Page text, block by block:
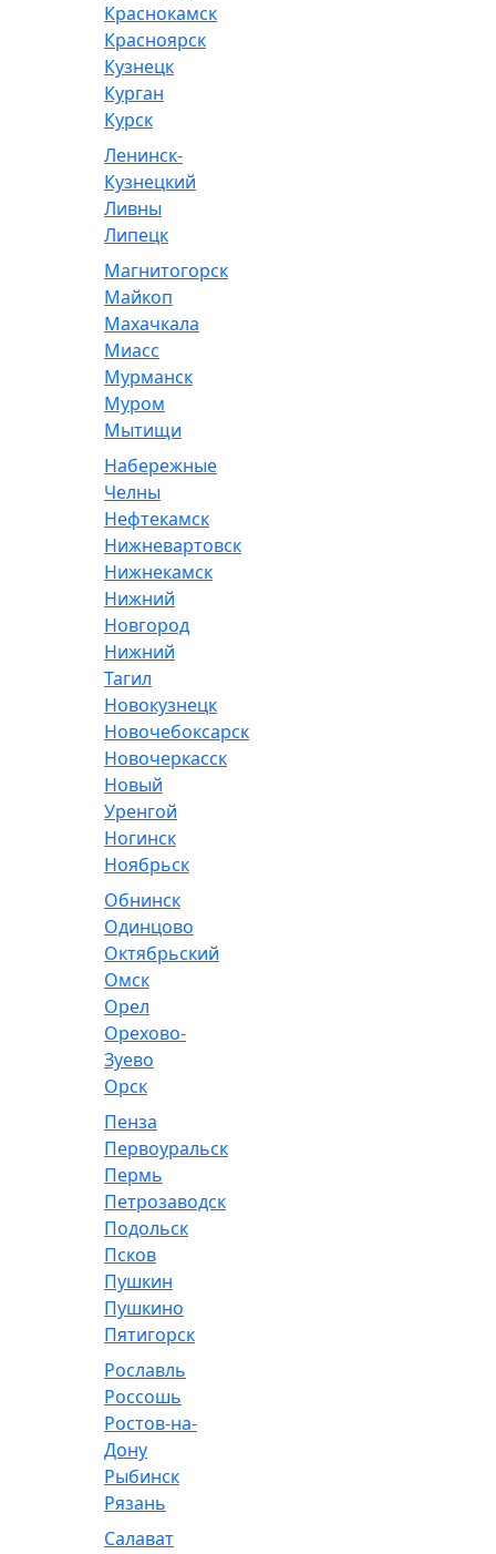
Краснокамск
Красноярск
Кузнецк
Курган
Курск
Ленинск-
Кузнецкий
Ливны
Липецк
Магнитогорск
Майкоп
Махачкала
Миасс
Мурманск
Муром
Мытищи
Набережные
Челны
Нефтекамск
Нижневартовск
Нижнекамск
Нижний
Новгород
Нижний
Тагил
Новокузнецк
Новочебоксарск
Новочеркасск
Новый
Уренгой
Ногинск
Ноябрьск
Обнинск
Одинцово
Октябрьский
Омск
Орел
Орехово-
Зуево
Орск
Пенза
Первоуральск
Пермь
Петрозаводск
Подольск
Псков
Пушкин
Пушкино
Пятигорск
Рославль
Россошь
Ростов-на-
Дону
Рыбинск
Рязань
Салават